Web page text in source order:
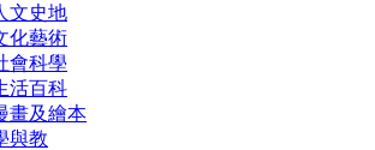
文史地
化藝術
會科學
活百科
畫及繪本
與教